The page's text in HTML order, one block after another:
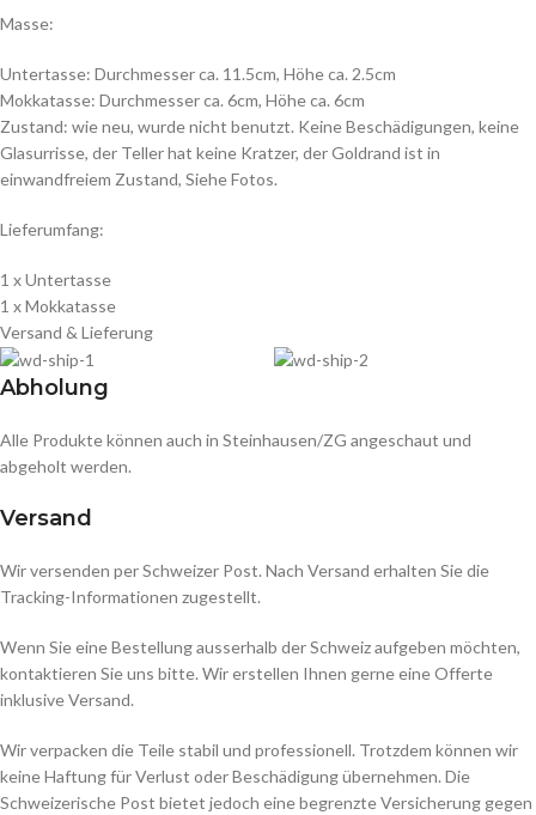
Masse:
Untertasse: Durchmesser ca. 11.5cm, Höhe ca. 2.5cm
Mokkatasse: Durchmesser ca. 6cm, Höhe ca. 6cm
Zustand: wie neu, wurde nicht benutzt. Keine Beschädigungen, keine
Glasurrisse, der Teller hat keine Kratzer, der Goldrand ist in
einwandfreiem Zustand, Siehe Fotos.
Lieferumfang:
1 x Untertasse
1 x Mokkatasse
Versand & Lieferung
Abholung
Alle Produkte können auch in Steinhausen/ZG angeschaut und
abgeholt werden.
Versand
Wir versenden per Schweizer Post. Nach Versand erhalten Sie die
Tracking-Informationen zugestellt.
Wenn Sie eine Bestellung ausserhalb der Schweiz aufgeben möchten,
kontaktieren Sie uns bitte. Wir erstellen Ihnen gerne eine Offerte
inklusive Versand.
Wir verpacken die Teile stabil und professionell. Trotzdem können wir
keine Haftung für Verlust oder Beschädigung übernehmen. Die
Schweizerische Post bietet jedoch eine begrenzte Versicherung gegen